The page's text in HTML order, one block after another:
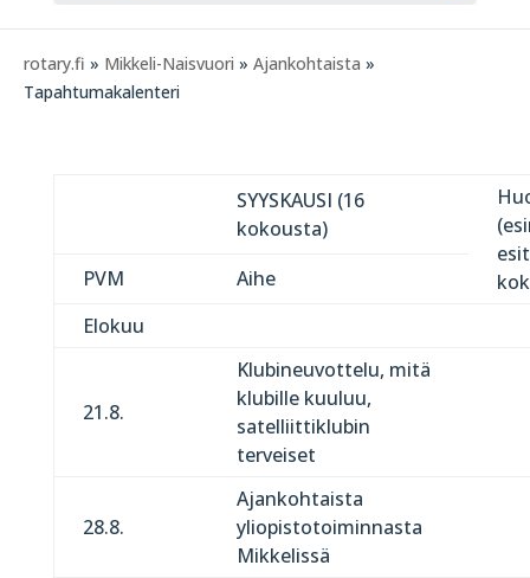
rotary.fi » Mikkeli-Naisvuori » Ajankohtaista »
Tapahtumakalenteri
SYYSKAUSI (16
kokousta)
PVM
Aihe
Elokuu
21.8.
Klubineuvottelu, mitä
klubille kuuluu,
satelliittiklubin
terveiset
28.8.
Ajankohtaista
yliopistotoiminnasta
Mikkelissä